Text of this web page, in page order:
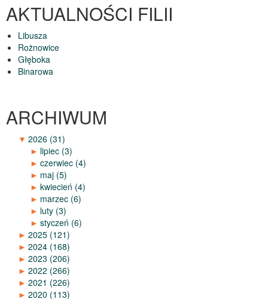
AKTUALNOŚCI FILII
Libusza
Rożnowice
Głęboka
Binarowa
ARCHIWUM
▼ 2026 (31)
► lipiec (3)
► czerwiec (4)
► maj (5)
► kwiecień (4)
► marzec (6)
► luty (3)
► styczeń (6)
► 2025 (121)
► 2024 (168)
► 2023 (206)
► 2022 (266)
► 2021 (226)
► 2020 (113)